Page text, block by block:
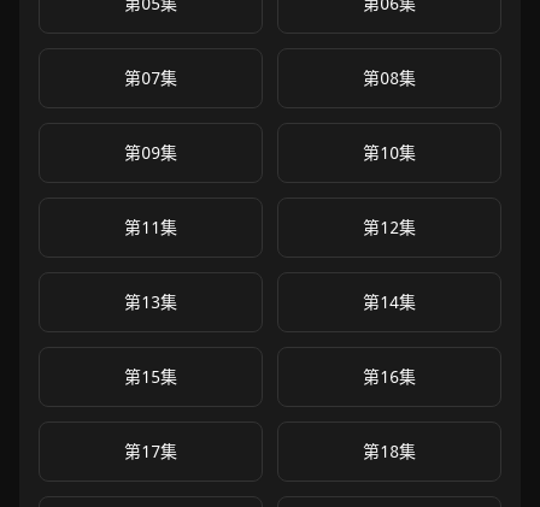
第07集 第08集
第09集 第10集
第11集 第12集
第13集 第14集
第15集 第16集
第17集 第18集